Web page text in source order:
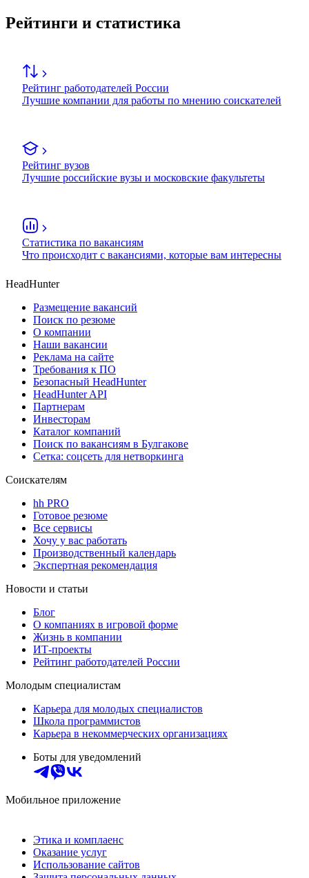
Рейтинги и статистика
Рейтинг работодателей России
Лучшие компании для работы по мнению соискателей
Рейтинг вузов
Лучшие российские вузы и московские факультеты
Статистика по вакансиям
Что происходит с вакансиями, которые вам интересны
HeadHunter
Размещение вакансий
Поиск по резюме
О компании
Наши вакансии
Реклама на сайте
Требования к ПО
Безопасный HeadHunter
HeadHunter API
Партнерам
Инвесторам
Каталог компаний
Поиск по вакансиям в Булгакове
Сетка: соцсеть для нетворкинга
Соискателям
hh PRO
Готовое резюме
Все сервисы
Хочу у вас работать
Производственный календарь
Экспертная рекомендация
Новости и статьи
Блог
О компаниях в игровой форме
Жизнь в компании
ИТ-проекты
Рейтинг работодателей России
Молодым специалистам
Карьера для молодых специалистов
Школа программистов
Карьера в некоммерческих организациях
Боты для уведомлений
Мобильное приложение
Этика и комплаенс
Оказание услуг
Использование сайтов